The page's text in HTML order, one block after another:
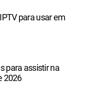
para usar em
para assistir na
2026